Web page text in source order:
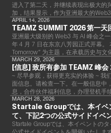
进入了第二天，并继续表现出极大的
加，结果显示，作为亚洲最大的
APRIL 14, 2026
TEAMZ SUMMIT 2026 第一天
亚洲最大级别的 Web3 与 AI 峰会
年 4 月 7 日在东京八芳园正式开幕。
Tomorrow” 为主题，在承载历史与
传统精神与前沿科技创新的独特盛会。
MARCH 29, 2026
[信息] 致所有参加 TEAMZ 峰会
~ 尽早参观，获得更充实的体验 ~ 我
面信息。请检查一下。在一般信息中
息，合作伙伴福利信息，办理登机手
详情
MARCH 28, 2026
Startale Groupでは、本イベ
て、下記2つの公式サイドイベ
Startale Groupでは、本イベントの
公式サイドイベントを開催いたしま